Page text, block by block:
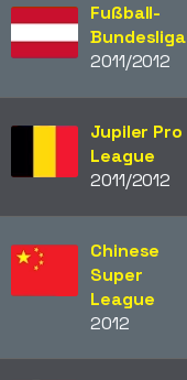
Fußball-
Bundesliga
2011/2012
Jupiler Pro
League
2011/2012
Chinese
Super
League
2012